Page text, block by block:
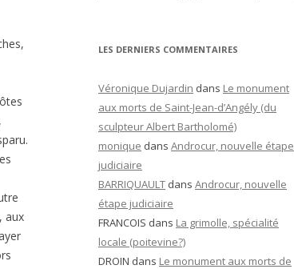
aux
LES DERNIERS COMMENTAIRES
Véronique Dujardin dans Le monument
aux morts de Saint-Jean-d’Angély (du
sculpteur Albert Bartholomé)
monique dans Androcur, nouvelle étape
judiciaire
BARRIQUAULT dans Androcur, nouvelle
étape judiciaire
FRANCOIS dans La grimolle, spécialité
locale (poitevine?)
DROIN dans Le monument aux morts de